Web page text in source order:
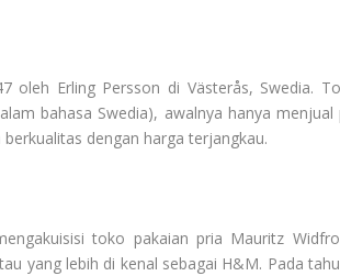
oleh Erling Persson di Västerås, Swedia.
bahasa Swedia), awalnya hanya
dengan harga terjangkau.
toko pakaian pria Mauritz
yang lebih di kenal sebagai H&M. Pada